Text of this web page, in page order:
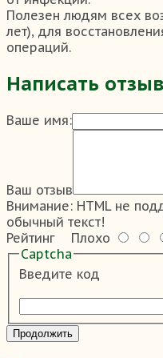
Полезен людям всех
лет), для
операций.
Написать отзыв
Ваше имя:
Ваш отзыв
Внимание: HTML не
обычный текст!
Рейтинг Плохо
Captcha
Введите код
Продолжить